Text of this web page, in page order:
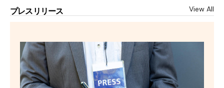
プレスリリース View All